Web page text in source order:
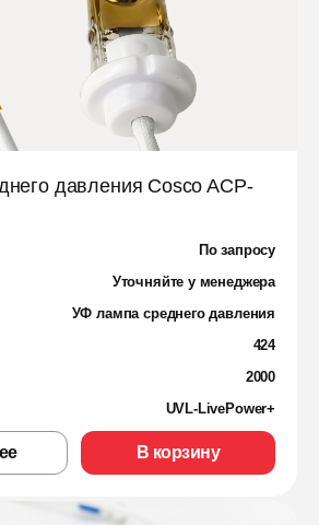
давления Cosco ACP-
По запросу
Уточняйте у менеджера
УФ лампа среднего давления
424
2000
UVL-LivePower+
В корзину